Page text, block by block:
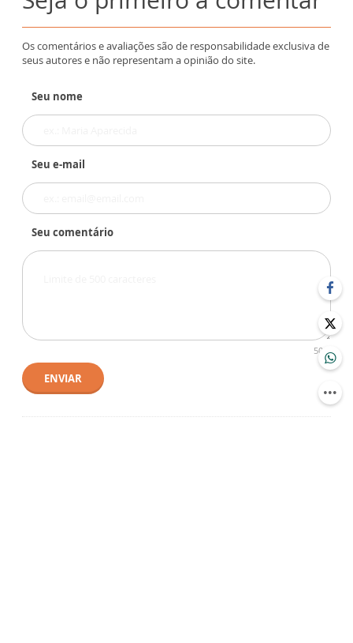
Os comentários e avaliações são de responsabilidade exclusiva de
seus autores e não representam a opinião do site.
Seu nome
Seu e-mail
Seu comentário
500
ENVIAR